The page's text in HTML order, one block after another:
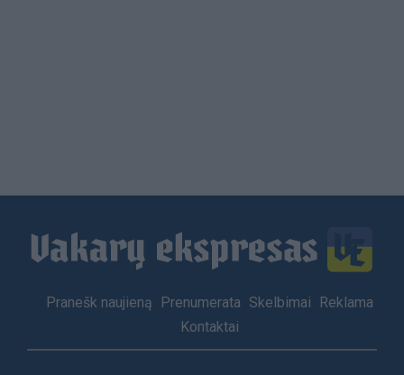
Footer
Pranešk naujieną Prenumerata Skelbimai
Reklama
Kontaktai